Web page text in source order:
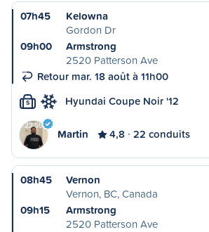
07h45
Kelowna
Gordon Dr
09h00
Armstrong
2520 Patterson Ave
Retour mar. 18 août à 11h00
S Hyundai Coupe Noir '12
Martin 4,8 22 conduits
08h45
Vernon
Vernon, BC, Canada
09h15
Armstrong
2520 Patterson Ave